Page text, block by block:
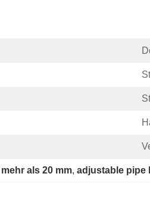
als 20 mm, adjustable pipe